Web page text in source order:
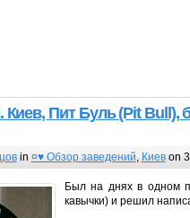
Киев, Пит Буль (Pit Bull),
in ¤♥ Обзор заведений, Киевon
Был на днях в одном
кавычки) и решил